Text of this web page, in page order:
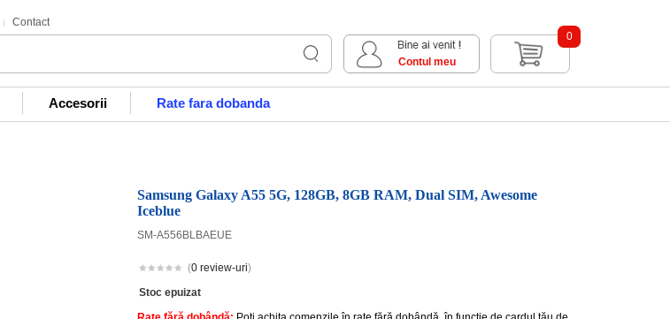
Contact
Contul meu
0
Accesorii Rate fara dobanda
Samsung Galaxy A55 5G, 128GB, 8GB RAM, Dual SIM, Awesome
Iceblue
SM-A556BLBAEUE
(0 review-uri)
Stoc epuizat